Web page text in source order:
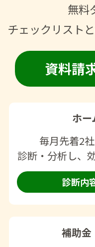
無料
チェックリスト
資料請
ホ
毎月先着2
診断・分析し、
診断内
補助金